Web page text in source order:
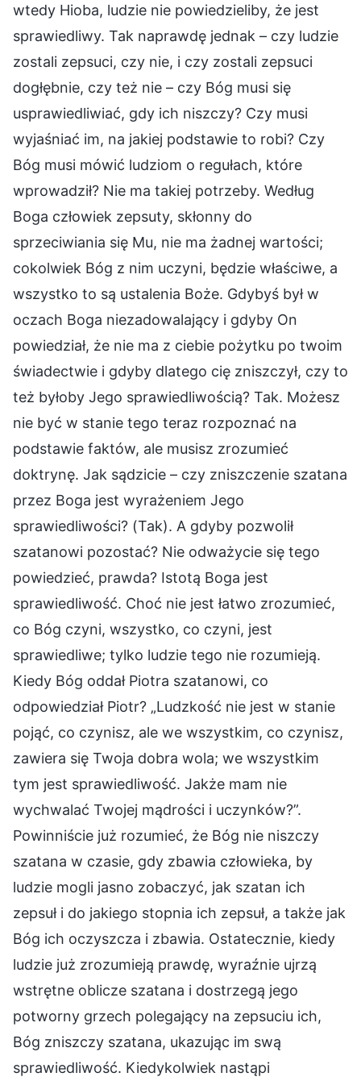
wtedy Hioba, ludzie nie powiedzieliby, że jest
sprawiedliwy. Tak naprawdę jednak – czy ludzie
zostali zepsuci, czy nie, i czy zostali zepsuci
dogłębnie, czy też nie – czy Bóg musi się
usprawiedliwiać, gdy ich niszczy? Czy musi
wyjaśniać im, na jakiej podstawie to robi? Czy
Bóg musi mówić ludziom o regułach, które
wprowadził? Nie ma takiej potrzeby. Według
Boga człowiek zepsuty, skłonny do
sprzeciwiania się Mu, nie ma żadnej wartości;
cokolwiek Bóg z nim uczyni, będzie właściwe, a
wszystko to są ustalenia Boże. Gdybyś był w
oczach Boga niezadowalający i gdyby On
powiedział, że nie ma z ciebie pożytku po twoim
świadectwie i gdyby dlatego cię zniszczył, czy to
też byłoby Jego sprawiedliwością? Tak. Możesz
nie być w stanie tego teraz rozpoznać na
podstawie faktów, ale musisz zrozumieć
doktrynę. Jak sądzicie – czy zniszczenie szatana
przez Boga jest wyrażeniem Jego
sprawiedliwości? (Tak). A gdyby pozwolił
szatanowi pozostać? Nie odważycie się tego
powiedzieć, prawda? Istotą Boga jest
sprawiedliwość. Choć nie jest łatwo zrozumieć,
co Bóg czyni, wszystko, co czyni, jest
sprawiedliwe; tylko ludzie tego nie rozumieją.
Kiedy Bóg oddał Piotra szatanowi, co
odpowiedział Piotr? „Ludzkość nie jest w stanie
pojąć, co czynisz, ale we wszystkim, co czynisz,
zawiera się Twoja dobra wola; we wszystkim
tym jest sprawiedliwość. Jakże mam nie
wychwalać Twojej mądrości i uczynków?”.
Powinniście już rozumieć, że Bóg nie niszczy
szatana w czasie, gdy zbawia człowieka, by
ludzie mogli jasno zobaczyć, jak szatan ich
zepsuł i do jakiego stopnia ich zepsuł, a także jak
Bóg ich oczyszcza i zbawia. Ostatecznie, kiedy
ludzie już zrozumieją prawdę, wyraźnie ujrzą
wstrętne oblicze szatana i dostrzegą jego
potworny grzech polegający na zepsuciu ich,
Bóg zniszczy szatana, ukazując im swą
sprawiedliwość. Kiedykolwiek nastąpi